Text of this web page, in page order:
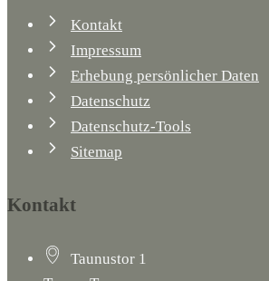
Kontakt
Impressum
Erhebung persönlicher Daten
Datenschutz
Datenschutz-Tools
Sitemap
Kontakt
Taunustor 1